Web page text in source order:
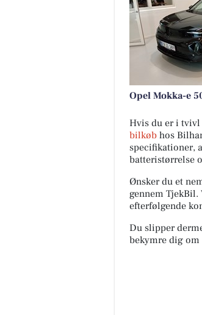
Opel Mokka-e
Hvis du er i
bilkøb hos
specifikationer,
batteristørrelse
Ønsker du et
gennem
efterfølgende
Du slipper
bekymre dig